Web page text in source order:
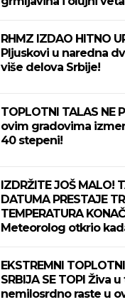
RHMZ IZDAO HITNO
Pljuskovi u naredna
više delova Srbije!
TOPLOTNI TALAS NE
ovim gradovima
40 stepeni!
IZDRŽITE JOŠ MALO!
DATUMA PRESTAJE
TEMPERATURA
Meteorolog otkrio
EKSTREMNI
SRBIJA SE TOPI Živa
nemilosrdno raste u